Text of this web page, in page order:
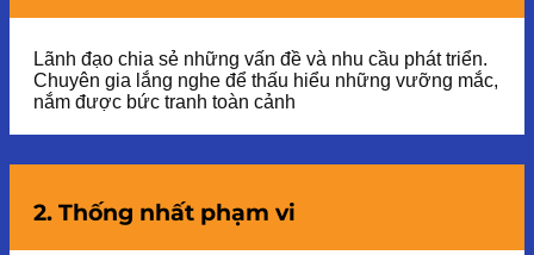
Lãnh đạo chia sẻ những vấn đề và nhu cầu phát triển.
Chuyên gia lắng nghe để thấu hiểu những vưỡng mắc,
nắm được bức tranh toàn cảnh
2. Thống nhất phạm vi